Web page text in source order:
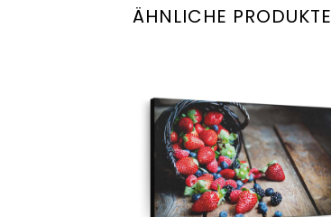
ÄHNLICHE PRODUKTE